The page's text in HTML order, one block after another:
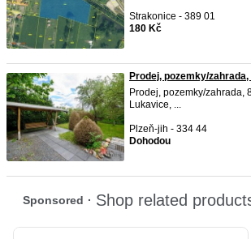
Strakonice - 389 01
180 Kč
Prodej, pozemky/zahrada,
Prodej, pozemky/zahrada,
Lukavice, ...
Plzeň-jih - 334 44
Dohodou